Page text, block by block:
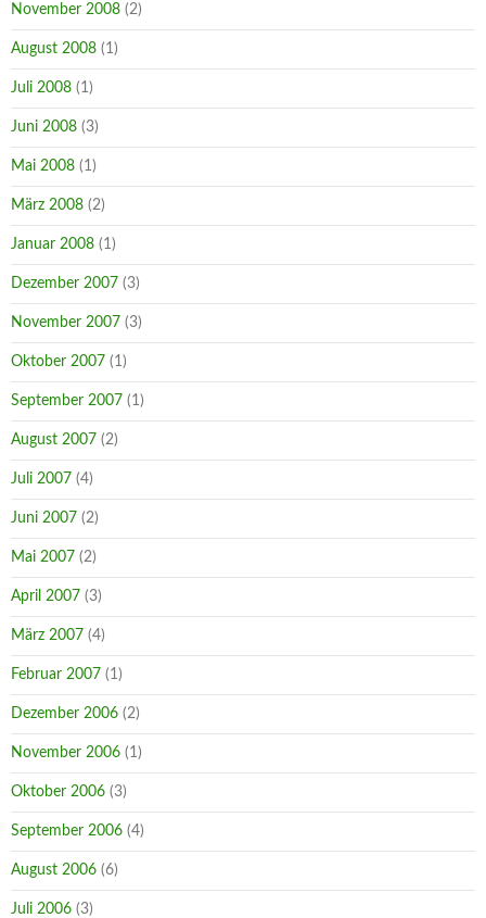
November 2008 (2)
August 2008 (1)
Juli 2008 (1)
Juni 2008 (3)
Mai 2008 (1)
März 2008 (2)
Januar 2008 (1)
Dezember 2007 (3)
November 2007 (3)
Oktober 2007 (1)
September 2007 (1)
August 2007 (2)
Juli 2007 (4)
Juni 2007 (2)
Mai 2007 (2)
April 2007 (3)
März 2007 (4)
Februar 2007 (1)
Dezember 2006 (2)
November 2006 (1)
Oktober 2006 (3)
September 2006 (4)
August 2006 (6)
Juli 2006 (3)